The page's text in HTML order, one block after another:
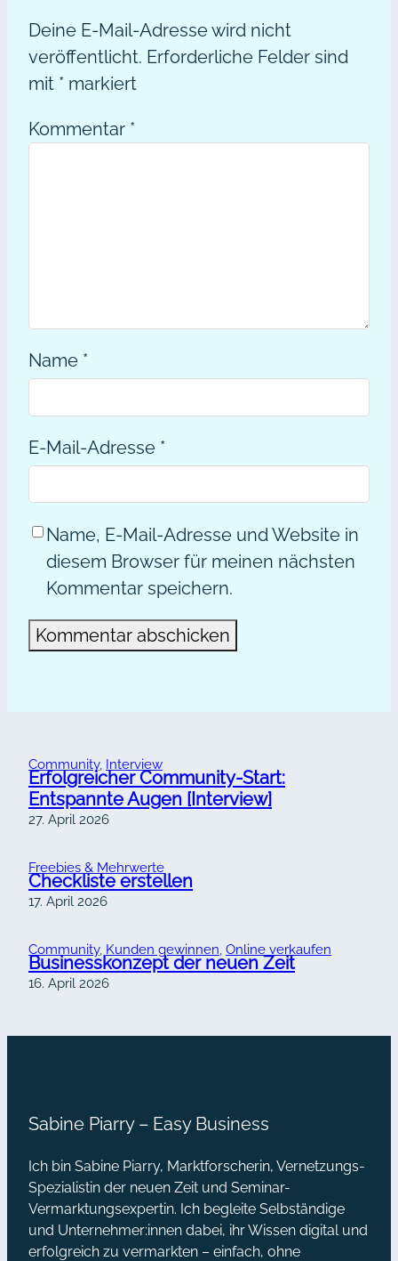
Deine E-Mail-Adresse wird nicht
veröffentlicht. Erforderliche Felder sind
mit * markiert
Kommentar *
Name *
E-Mail-Adresse *
Name, E-Mail-Adresse und Website in
diesem Browser für meinen nächsten
Kommentar speichern.
Community, Interview
Erfolgreicher Community-Start:
Entspannte Augen [Interview]
27. April 2026
Freebies & Mehrwerte
Checkliste erstellen
17. April 2026
Community, Kunden gewinnen, Online verkaufen
Businesskonzept der neuen Zeit
16. April 2026
Sabine Piarry – Easy Business
Ich bin Sabine Piarry, Marktforscherin, Vernetzungs-
Spezialistin der neuen Zeit und Seminar-
Vermarktungsexpertin. Ich begleite Selbständige
und Unternehmer:innen dabei, ihr Wissen digital und
erfolgreich zu vermarkten – einfach, ohne